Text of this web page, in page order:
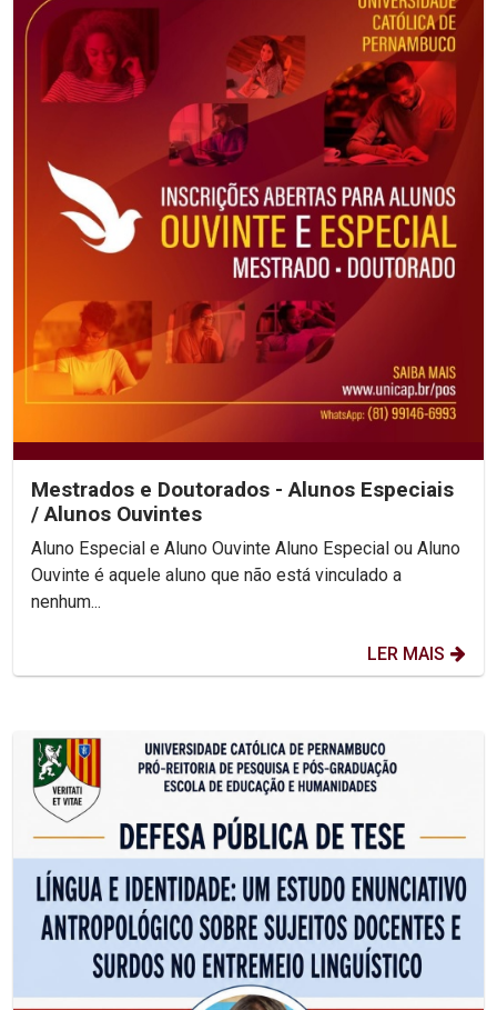
Mestrados e Doutorados - Alunos Especiais
/ Alunos Ouvintes
Aluno Especial e Aluno Ouvinte Aluno Especial ou Aluno
Ouvinte é aquele aluno que não está vinculado a
nenhum...
LER MAIS